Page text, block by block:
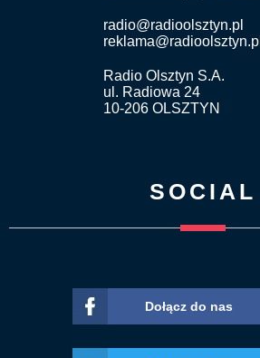
radio@radioolsztyn.pl
reklama@radioolsztyn.pl
Radio Olsztyn S.A.
ul. Radiowa 24
10-206 OLSZTYN
SOCIAL
Dołącz do nas